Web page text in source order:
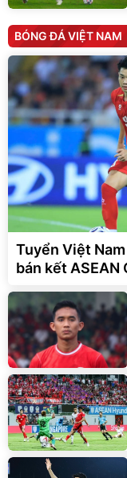
BÓNG ĐÁ VIỆT NAM
Tuyển Việt
bán kết ASEAN